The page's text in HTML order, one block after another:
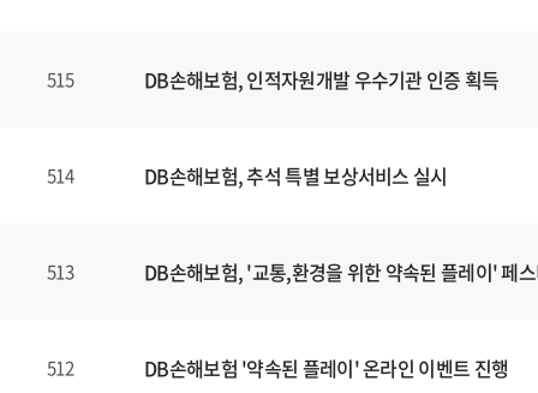
515 DB손해보험, 인적자원개발 우수기관 인증 획득
514 DB손해보험, 추석 특별 보상서비스 실시
513 DB손해보험, '교통,환경을 위한 약속된 플레이' 페
512 DB손해보험 '약속된 플레이' 온라인 이벤트 진행